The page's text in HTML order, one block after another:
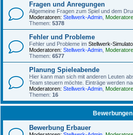
Fragen und Anregungen
Allgemeine Fragen zum Spiel und dem
Moderatoren: Stellwerk-Admin
Themen: 5378
Fehler und Probleme
Fehler und Probleme im Stellwerk-
Moderatoren: Stellwerk-Admin
Themen: 6577
Planung Spieleabende
Hier kann man sich mit anderen Leuten
Team steuern möchte. Einträge werden
Moderatoren: Stellwerk-Admin
Themen: 16
Bewerbungen
Bewerbung Erbauer